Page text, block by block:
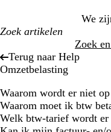
We
Zoek
Terug naar Help
Omzetbelasting
Waarom wordt er niet
Waarom moet ik btw
Welk btw-tarief wordt er